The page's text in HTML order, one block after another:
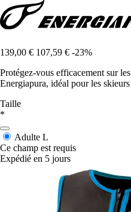
139,00 € 107,59 € -23%
Protégez-vous efficacement sur
Energiapura, idéal pour les
Taille
*
Adulte L
Ce champ est requis
Expédié en 5 jours